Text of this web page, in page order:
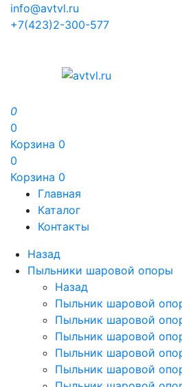
info@avtvl.ru
+7(423)2-300-577
0
0
Корзина 0
0
Корзина 0
Главная
Каталог
Контакты
Назад
Пыльники шаровой опоры
Назад
Пыльник шаровой
Пыльник шаровой
Пыльник шаровой
Пыльник шаровой
Пыльник шаровой